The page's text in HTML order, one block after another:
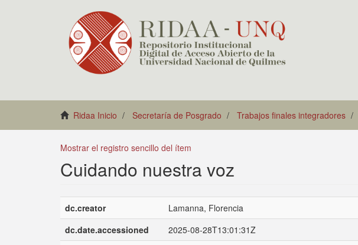
Ridaa Inicio Secretaría de Posgrado Trabajos finales integradores
Mostrar el registro sencillo del ítem
Cuidando nuestra voz
dc.creator
Lamanna, Florencia
dc.date.accessioned
2025-08-28T13:01:31Z